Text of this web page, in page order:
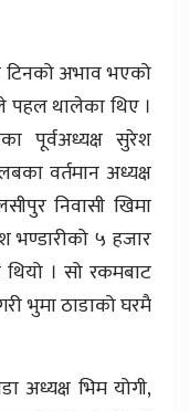
टिनको अभाव भएको
पहल थालेका थिए ।
पूर्वअध्यक्ष सुरेश
वर्तमान अध्यक्ष
निवासी खिमा
५ हजार
। सो रकमबाट
भुमा ठाडाको घरमै
अध्यक्ष भिम योगी,